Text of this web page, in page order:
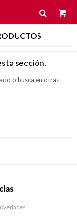
sección.
o busca en otras